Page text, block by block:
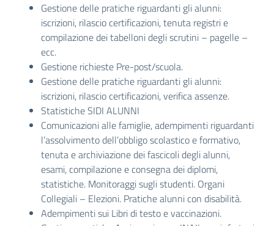
Gestione delle pratiche riguardanti gli alunni:
iscrizioni, rilascio certificazioni, tenuta registri e
compilazione dei tabelloni degli scrutini – pagelle –
ecc.
Gestione richieste Pre-post/scuola.
Gestione delle pratiche riguardanti gli alunni:
iscrizioni, rilascio certificazioni, verifica assenze.
Statistiche SIDI ALUNNI
Comunicazioni alle famiglie, adempimenti riguardanti
l’assolvimento dell’obbligo scolastico e formativo,
tenuta e archiviazione dei fascicoli degli alunni,
esami, compilazione e consegna dei diplomi,
statistiche. Monitoraggi sugli studenti. Organi
Collegiali – Elezioni. Pratiche alunni con disabilità.
Adempimenti sui Libri di testo e vaccinazioni.